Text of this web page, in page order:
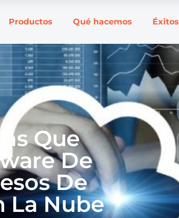
Productos Qué hacemos Éxitos
Que
De
De
La Nube